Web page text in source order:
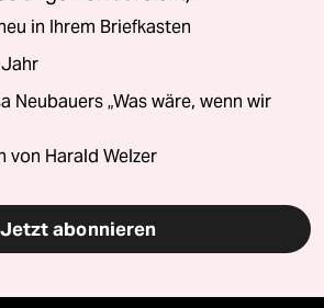
in Ihrem Briefkasten
Neubauers „Was wäre, wenn wir
von Harald Welzer
Jetzt abonnieren